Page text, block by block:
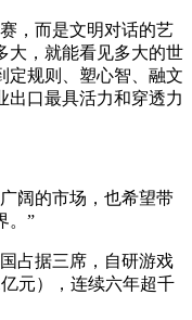
，而是文明对话的艺
大，就能看见多大的世
定规则、塑心智、融文
出口最具活力和穿透力
阔的市场，也希望带
。”
占据三席，自研游戏
元），连续六年超千